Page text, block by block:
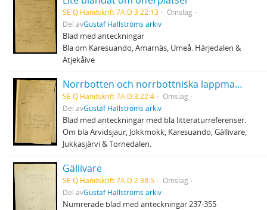
SE Q Handskrift 7A:D:3:22:13
Omslag
Del avGustaf Hallströms arkiv
Blad med anteckningar
Bla om Karesuando, Amarnäs, Umeå. Härjedalen &
Atjekåive
Norrbotten och norrbottniska lappmarken
SE Q Handskrift 7A:D:3:22:4
Omslag
Del avGustaf Hallströms arkiv
Blad med anteckningar med bla litteraturreferenser.
Om bla Arvidsjaur, Jokkmokk, Karesuando, Gällivare,
Jukkasjärvi & Tornedalen.
Gällivare
SE Q Handskrift 7A:D:2:38:5
Omslag
Del avGustaf Hallströms arkiv
Numrerade blad med anteckningar 237-355